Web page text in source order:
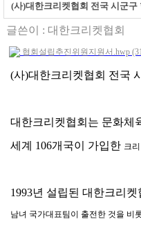
(사)대한크리켓협회 전국 시군
글쓴이 : 대한크리켓협회
협회설립추진위원지원서.hwp
(사)대한크리켓협회 전국
대한크리켓협회는 문화체
세계 106개국이 가입한 크
1993년 설립된 대한크리
남녀 국가대표팀이 출전한 것을 비